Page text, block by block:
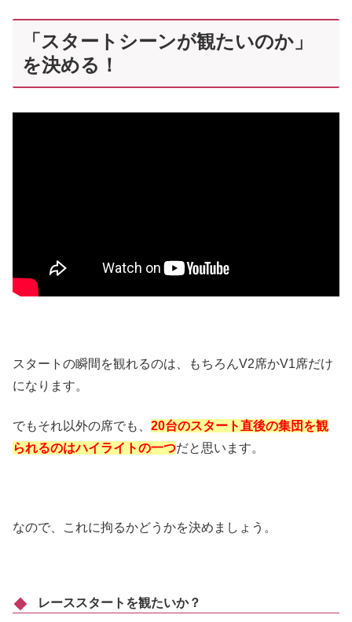
「スタートシーンが観たいのか」
を決める！
スタートの瞬間を観れるのは、もちろんV2席かV1席だけ
になります。
でもそれ以外の席でも、 20台のスタート直後の集団を観
られるのはハイライトの一つだと思います。
なので、これに拘るかどうかを決めましょう。
レーススタートを観たいか？